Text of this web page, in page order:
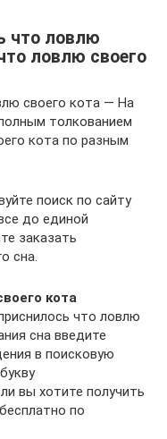
что ловлю
ловлю своего
своего кота — На
толкованием
кота по разным
поиск по сайту
до единой
заказать
сна.
кота
что ловлю
сна введите
в поисковую
вы хотите получить
по